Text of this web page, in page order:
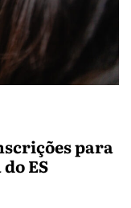
para
ES